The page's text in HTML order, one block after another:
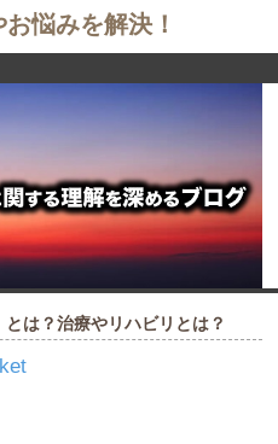
悩みを解決！
は？治療やリハビリとは？